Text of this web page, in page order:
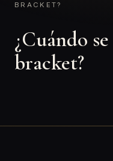
BRACKET?
¿Cuándo
bracket?